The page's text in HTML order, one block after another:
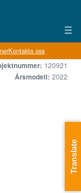
Kontakta oss
120921
Årsmodell: 2022
Translate